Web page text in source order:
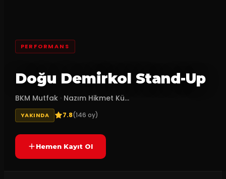
PERFORMANS
Doğu Demirkol Stand-Up
BKM Mutfak · Nazım Hikmet Kü...
YAKINDA 7.8(146 oy)
Hemen Kayıt Ol